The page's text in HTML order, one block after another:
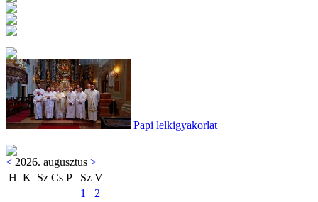
Papi lelkigyakorlat
< 2026. augusztus >
H K Sz Cs P Sz V
1
2